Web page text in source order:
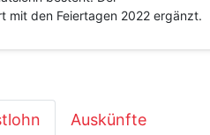
mit den Feiertagen 2022 ergänzt.
Auskünfte